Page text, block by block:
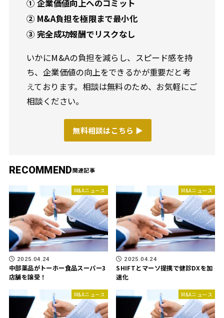
① 企業価値向上へのコミット
② M&A負担を極限まで最小化
③ 完全成功報酬でリスクなし
いかにM&Aの負担を減らし、スピード感を持
ち、企業価値の向上をできるかが重要だと考
えております。相談は無料のため、お気軽にご
相談ください。
無料相談はこちら ▶︎
RECOMMEND
M&Aニュース
2025.04.24
中部薬品がトーホー食品スーパー3
店舗を譲受！
M&Aニュース
2025.04.24
SHIFTとマーソ提携で健診DXを加
速化
M&Aニュース M&Aニュース